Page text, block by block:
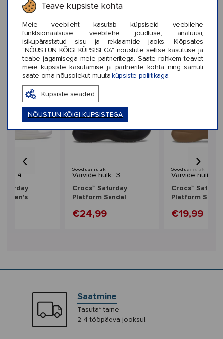
Teave küpsiste kohta
Meie veebileht kasutab küpsiseid veebilehe
funktsionaalsuse, veebilehe jõudluse, analüüsi,
isikupärastatud sisu ja reklaamide jaoks. Klõpsates
"NÕUSTUN KÕIGI KÜPSISEGA" nõustute sellise kasutuse ja
teabe jagamisega meie partneritega. Saate rohkem teavet
meie küpsiste kasutamise ja partnerite kohta ning samuti
saate oma nõusolekut muuta küpsiste poliitikaga.
Küpsiste seaded
NÕUSTUN KÕIGI KÜPSISTEGA
Sarnased stiilid
: 4
Soodusmüük
Värvide hulk : 3
Crocs™ Saturday
Platform Sandal
€24,99
Soodusmüük
Värvide hulk : 3
Crocs™
Platform
€19,99
‹ ›
Saatmine
Tasuta* tarne
2-4 tööpäeva jooksul.